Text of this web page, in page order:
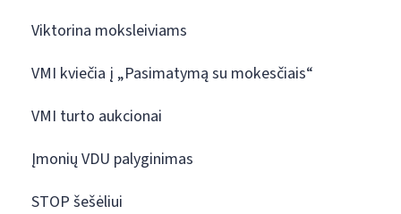
Viktorina moksleiviams
VMI kviečia į „Pasimatymą su mokesčiais“
VMI turto aukcionai
Įmonių VDU palyginimas
STOP šešėliui